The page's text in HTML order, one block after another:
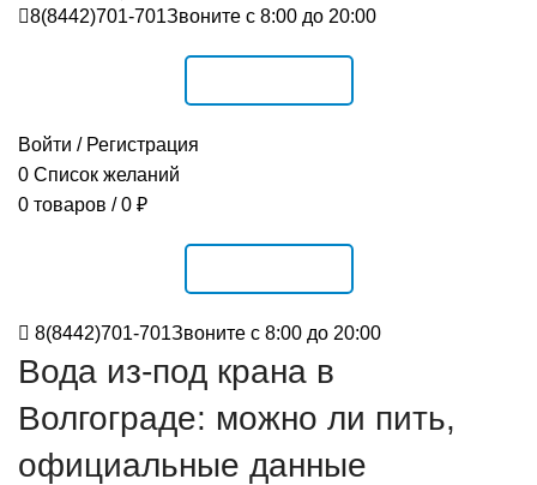
8(8442)701-701Звоните с 8:00 до 20:00
Войти / Регистрация
0 Список желаний
0 товаров / 0 ₽
8(8442)701-701Звоните с 8:00 до 20:00
Вода из-под крана в
Волгограде: можно ли пить,
официальные данные